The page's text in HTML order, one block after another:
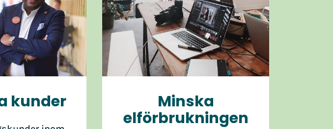
kunder Minska
elförbrukningen